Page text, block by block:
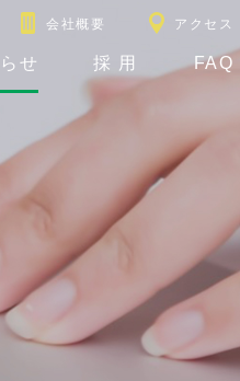
せ 採 用 FAQ
会社概要 アクセス